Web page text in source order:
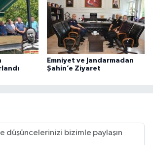
Emniyet ve Jandarmadan
Şahin’e Ziyaret